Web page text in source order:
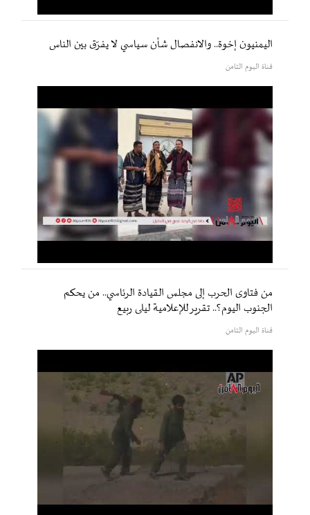
اليمنيون إخوة.. والانفصال شأن سياسي لا يفرّق بين الناس
قناة اليوم الثامن
من فتاوى الحرب إلى مجلس القيادة الرئاسي.. من يحكم
الجنوب اليوم؟.. تقرير للإعلامية ليلى ربيع
قناة اليوم الثامن